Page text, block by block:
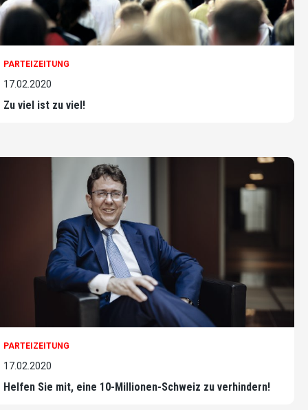
PARTEIZEITUNG
17.02.2020
Zu viel ist zu viel!
PARTEIZEITUNG
17.02.2020
Helfen Sie mit, eine 10-Millionen-Schweiz zu verhindern!